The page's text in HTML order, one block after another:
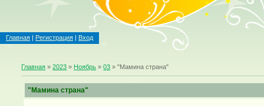
Главная | Регистрация | Вход
Главная »2023 » Ноябрь » 03 » "Мамина страна"
"Мамина страна"